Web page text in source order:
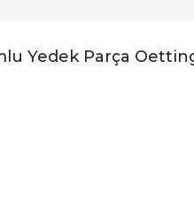
Yedek Parça